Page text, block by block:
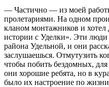
— Частично — из моей
пролетариями. На одном
кланом монтажников и
истории с Уделки». Эти люди
района Удельной, и они
заслушаешься. Отмутузить
чтобы побить бездомных,
они хорошие ребята, но в
было их настроение по